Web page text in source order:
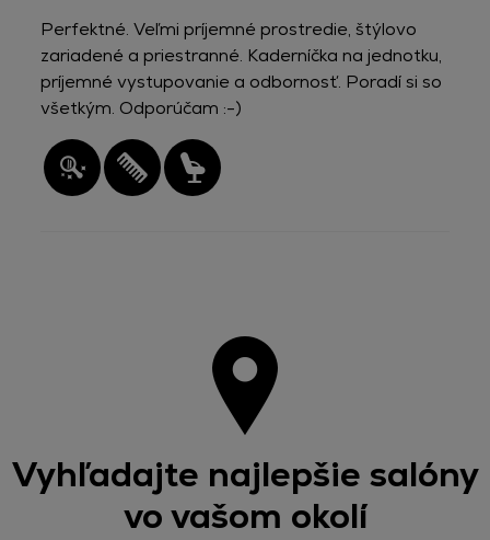
Perfektné. Veľmi príjemné prostredie, štýlovo
zariadené a priestranné. Kaderníčka na jednotku,
príjemné vystupovanie a odbornosť. Poradí si so
všetkým. Odporúčam :-)
Vyhľadajte najlepšie salóny
vo vašom okolí